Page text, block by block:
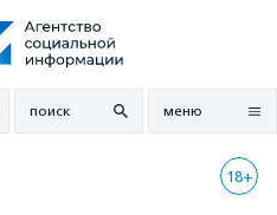
поиск меню
18+